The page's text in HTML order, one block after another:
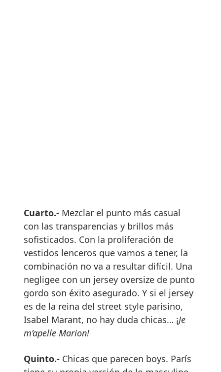
Cuarto.- Mezclar el punto más casual
con las transparencias y brillos más
sofisticados. Con la proliferación de
vestidos lenceros que vamos a tener, la
combinación no va a resultar difícil. Una
negligee con un jersey oversize de punto
gordo son éxito asegurado. Y si el jersey
es de la reina del street style parisino,
Isabel Marant, no hay duda chicas… ¡Je
m’apelle Marion!
Quinto.- Chicas que parecen boys. París